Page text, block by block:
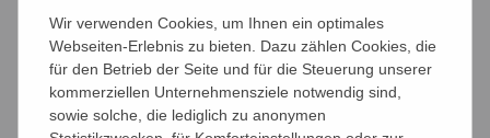
Termin*
AGB*
Wir verwenden Cookies, um Ihnen ein optimales
Webseiten-Erlebnis zu bieten. Dazu zählen Cookies, die
für den Betrieb der Seite und für die Steuerung unserer
kommerziellen Unternehmensziele notwendig sind,
sowie solche, die lediglich zu anonymen